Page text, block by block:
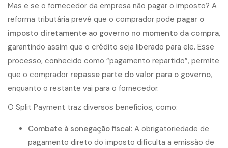
Mas e se o fornecedor da empresa não pagar o imposto? A
reforma tributária prevê que o comprador pode pagar o
imposto diretamente ao governo no momento da compra,
garantindo assim que o crédito seja liberado para ele. Esse
processo, conhecido como “pagamento repartido”, permite
que o comprador repasse parte do valor para o governo,
enquanto o restante vai para o fornecedor.
O Split Payment traz diversos benefícios, como:
Combate à sonegação fiscal: A obrigatoriedade de
pagamento direto do imposto dificulta a emissão de